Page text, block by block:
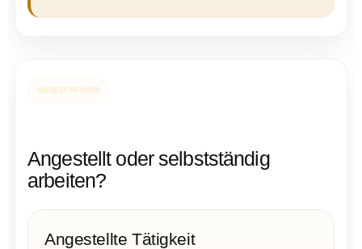
ARBEITSFORM
Angestellt oder selbstständig
arbeiten?
Angestellte Tätigkeit